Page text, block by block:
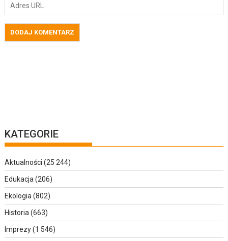
KATEGORIE
Aktualności (25 244)
Edukacja (206)
Ekologia (802)
Historia (663)
Imprezy(1 546)